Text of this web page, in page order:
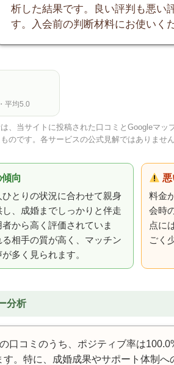
析した結果です。良い評判も悪い
す。入会前の判断材料にお使いく
平均5.0
、当サイトに投稿された口コミとGoogleマッ
のです。各サービスの公式見解ではありません
向
とりの状況に合わせて親身
、成婚までしっかりと伴走
から高く評価されていま
相手の質が高く、マッチン
多く見られます。
料金
会時
点に
ごく
分析
口コミのうち、ポジティブ率は
す。特に、成婚成果やサポート体制